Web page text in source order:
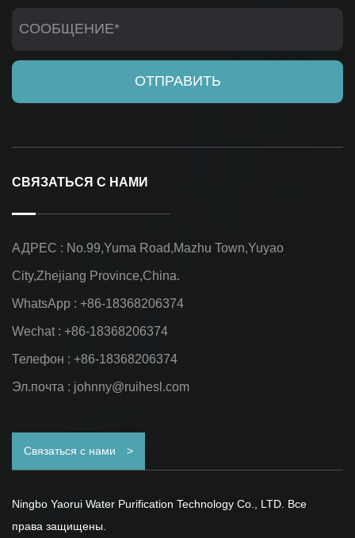
СВЯЗАТЬСЯ С НАМИ
АДРЕС : No.99,Yuma Road,Mazhu Town,Yuyao
City,Zhejiang Province,China.
WhatsApp : +86-18368206374
Wechat : +86-18368206374
Телефон : +86-18368206374
Эл.почта : johnny@ruihesl.com
Связаться с нами >
Ningbo Yaorui Water Purification Technology Co., LTD. Все
права защищены.